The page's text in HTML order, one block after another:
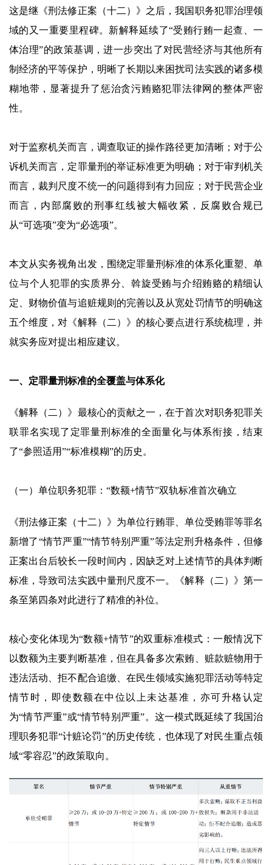
这是继《刑法修正案（十二）》之后，我国职务犯罪治理领
域的又一重要里程碑。新解释延续了“受贿行贿一起查、一
体治理”的政策基调，进一步突出了对民营经济与其他所有
制经济的平等保护，明晰了长期以来困扰司法实践的诸多模
糊地带，显著提升了惩治贪污贿赂犯罪法律网的整体严密
性。
对于监察机关而言，调查取证的操作路径更加清晰；对于公
诉机关而言，定罪量刑的举证标准更为明确；对于审判机关
而言，裁判尺度不统一的问题得到有力回应；对于民营企业
而言，内部腐败的刑事红线被大幅收紧，反腐败合规已
从“可选项”变为“必选项”。
本文从实务视角出发，围绕定罪量刑标准的体系化重塑、单
位与个人犯罪的实质界分、斡旋受贿与介绍贿赂的精细认
定、财物价值与追赃规则的完善以及从宽处罚情节的明确这
五个维度，对《解释（二）》的核心要点进行系统梳理，并
就实务应对提出相应建议。
一、定罪量刑标准的全覆盖与体系化
《解释（二）》最核心的贡献之一，在于首次对职务犯罪关
联罪名实现了定罪量刑标准的全面量化与体系衔接，结束
了“参照适用”“标准模糊”的历史。
（一）单位职务犯罪：“数额+情节”双轨标准首次确立
《刑法修正案（十二）》为单位行贿罪、单位受贿罪等罪名
新增了“情节严重”“情节特别严重”等法定刑升格条件，但修
正案出台后较长一段时间内，因缺乏对上述情节的具体判断
标准，导致司法实践中量刑尺度不一。《解释（二）》第一
条至第四条对此进行了精准的补位。
核心变化体现为“数额+情节”的双重标准模式：一般情况下
以数额为主要判断基准，但在具备多次索贿、赃款赃物用于
违法活动、拒不配合追缴、在民生领域实施犯罪活动等特定
情节时，即使数额在中位以上未达基准，亦可升格认定
为“情节严重”或“情节特别严重”。这一模式既延续了我国治
理职务犯罪“计赃论罚”的历史传统，也体现了对民生重点领
域“零容忍”的政策取向。